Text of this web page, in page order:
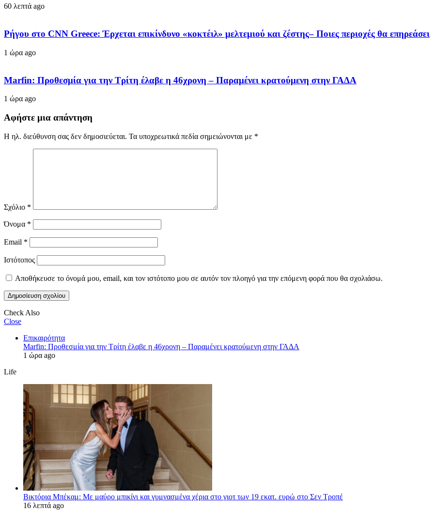
60 λεπτά ago
Ρήγου στο CNN Greece: Έρχεται επικίνδυνο «κοκτέιλ» μελτεμιού και ζέστης– Ποιες περιοχές θα επηρεάσει
1 ώρα ago
Marfin: Προθεσμία για την Τρίτη έλαβε η 46χρονη – Παραμένει κρατούμενη στην ΓΑΔΑ
1 ώρα ago
Αφήστε μια απάντηση
Η ηλ. διεύθυνση σας δεν δημοσιεύεται. Τα υποχρεωτικά πεδία σημειώνονται με *
Σχόλιο *
Όνομα *
Email *
Ιστότοπος
Αποθήκευσε το όνομά μου, email, και τον ιστότοπο μου σε αυτόν τον πλοηγό για την επόμενη φορά που θα σχολιάσω.
Check Also
Close
Επικαιρότητα
Marfin: Προθεσμία για την Τρίτη έλαβε η 46χρονη – Παραμένει κρατούμενη στην ΓΑΔΑ
1 ώρα ago
Life
Βικτόρια Μπέκαμ: Με μαύρο μπικίνι και γυμνασμένα χέρια στο γιοτ των 19 εκατ. ευρώ στο Σεν Τροπέ
16 λεπτά ago